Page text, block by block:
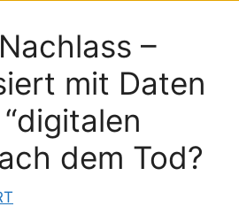
–
mit Daten
dem Tod?